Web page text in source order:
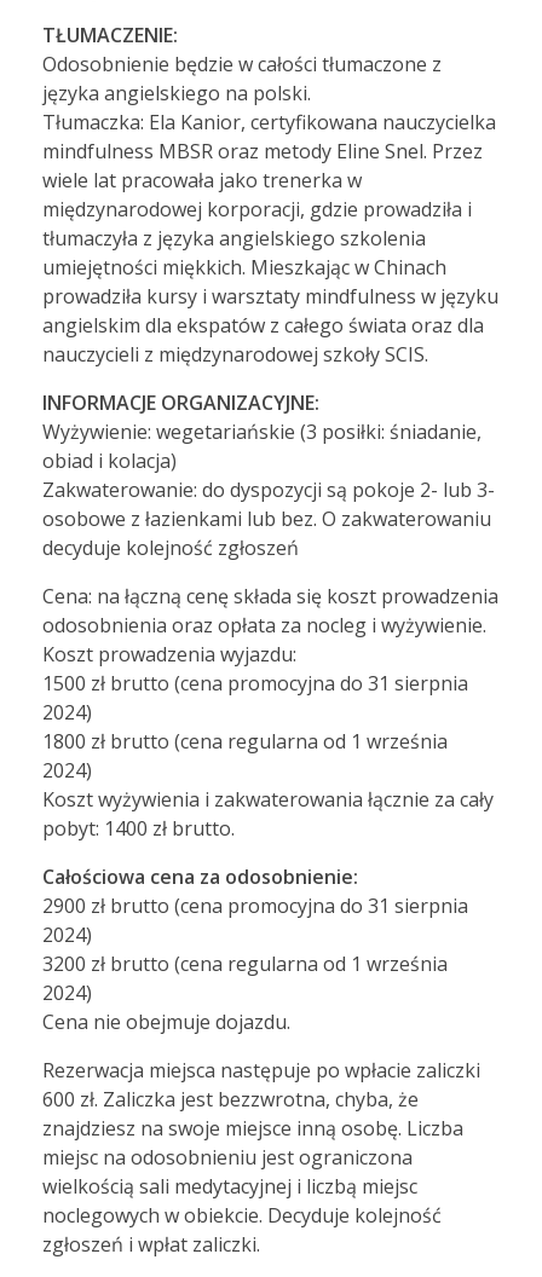
TŁUMACZENIE:
Odosobnienie będzie w całości tłumaczone z
języka angielskiego na polski.
Tłumaczka: Ela Kanior, certyfikowana nauczycielka
mindfulness MBSR oraz metody Eline Snel. Przez
wiele lat pracowała jako trenerka w
międzynarodowej korporacji, gdzie prowadziła i
tłumaczyła z języka angielskiego szkolenia
umiejętności miękkich. Mieszkając w Chinach
prowadziła kursy i warsztaty mindfulness w języku
angielskim dla ekspatów z całego świata oraz dla
nauczycieli z międzynarodowej szkoły SCIS.
INFORMACJE ORGANIZACYJNE:
Wyżywienie: wegetariańskie (3 posiłki: śniadanie,
obiad i kolacja)
Zakwaterowanie: do dyspozycji są pokoje 2- lub 3-
osobowe z łazienkami lub bez. O zakwaterowaniu
decyduje kolejność zgłoszeń
Cena: na łączną cenę składa się koszt prowadzenia
odosobnienia oraz opłata za nocleg i wyżywienie.
Koszt prowadzenia wyjazdu:
1500 zł brutto (cena promocyjna do 31 sierpnia
2024)
1800 zł brutto (cena regularna od 1 września
2024)
Koszt wyżywienia i zakwaterowania łącznie za cały
pobyt: 1400 zł brutto.
Całościowa cena za odosobnienie:
2900 zł brutto (cena promocyjna do 31 sierpnia
2024)
3200 zł brutto (cena regularna od 1 września
2024)
Cena nie obejmuje dojazdu.
Rezerwacja miejsca następuje po wpłacie zaliczki
600 zł. Zaliczka jest bezzwrotna, chyba, że
znajdziesz na swoje miejsce inną osobę. Liczba
miejsc na odosobnieniu jest ograniczona
wielkością sali medytacyjnej i liczbą miejsc
noclegowych w obiekcie. Decyduje kolejność
zgłoszeń i wpłat zaliczki.